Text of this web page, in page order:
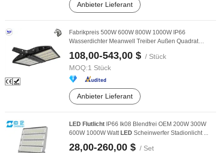
Anbieter Lieferant
Fabrikpreis 500W 600W 800W 1000W IP66
Wasserdichter Meanwell Treiber Außen Quadrat
108,00-543,00 $ / Stück
MOQ:1 Stück
Anbieter Lieferant
LED Flutlicht IP66 Ik08 Blendfrei OEM 200W 300W
600W 1000W Watt LED Scheinwerfer Stadionlicht ...
28,00-260,00 $ / Set